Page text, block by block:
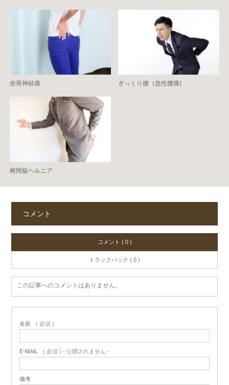
坐骨神経痛 ぎっくり腰（急性腰痛)
椎間板ヘルニア
コメント
コメント ( 0 )
トラックバック ( 0 )
この記事へのコメントはありません。
名前 ( 必須 )
E-MAIL ( 必須 ) - 公開されません -
備考